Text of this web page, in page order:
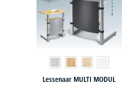
Lessenaar MULTI MODUL